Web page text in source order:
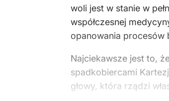
woli jest w stanie w
współczesnej
opanowania procesów
Najciekawsze jest to,
spadkobiercami
głowy, która rządzi